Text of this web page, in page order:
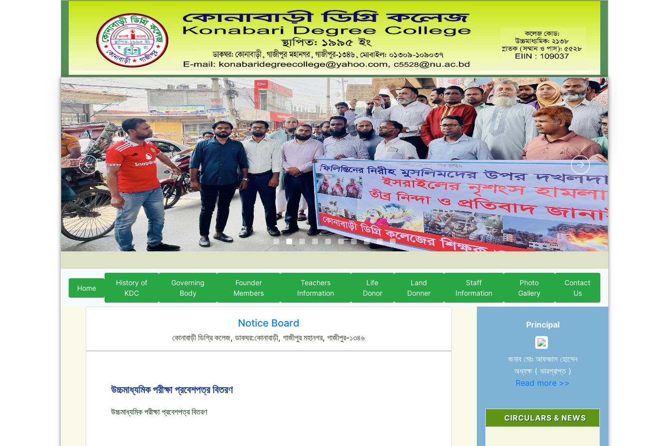
কোনাবাড়ী ডিগ্রি কলেজ
স্থাপিত: ১৯৯৫ খ্রী:
ডাকঘর:কোনাবাড়ী, গাজীপুর মহানগর, গাজীপুর-১৩৪৬,০১৩০৯-১০৯০৩৭
Email: konabaridegreecollege@yahoo.com
Home
History of
KDC
Governing
Body
Founder
Members
Teachers
Information
Life
Donor
Land
Donner
Staff
Information
Photo
Gallery
Contact
Us
Notice Board
কোনাবাড়ী ডিগ্রি কলেজ, ডাকঘর:কোনাবাড়ী, গাজীপুর মহানগর, গাজীপুর-১৩৪৬
উচ্চমাধ্যমিক পরীক্ষা প্রবেশপত্র বিতরণ
উচ্চমাধ্যমিক পরীক্ষা প্রবেশপত্র বিতরণ
Principal
জনাব মোঃ আফজাল হোসেন
অধ্যক্ষ ( ভারপ্রাপ্ত )
Read more >>
CIRCULARS & NEWS